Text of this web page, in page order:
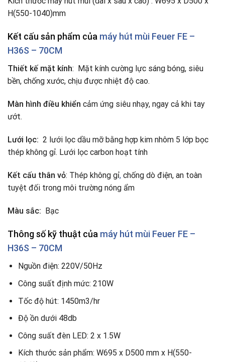
H(550-1040)mm
Kết cấu sản phẩm của máy hút mùi Feuer FE –
H36S – 70CM
Thiết kế mặt kính: Mặt kính cường lực sáng bóng, siêu
bền, chống xước, chịu được nhiệt độ cao.
Màn hình điều khiển cảm ứng siêu nhạy, ngay cả khi tay
ướt.
Lưới lọc: 2 lưới lọc dầu mỡ bằng hợp kim nhôm 5 lớp bọc
thép không gỉ. Lưới lọc carbon hoạt tính
Kết cấu thân vỏ: Thép không gỉ, chống dò điện, an toàn
tuyệt đối trong môi trường nóng ẩm
Màu sắc: Bạc
Thông số kỹ thuật của máy hút mùi Feuer FE –
H36S – 70CM
Nguồn điện: 220V/50Hz
Công suất định mức: 210W
Tốc độ hút: 1450m3/hr
Độ ồn dưới 48db
Công suất đèn LED: 2 x 1.5W
Kích thước sản phẩm: W695 x D500 mm x H(550-